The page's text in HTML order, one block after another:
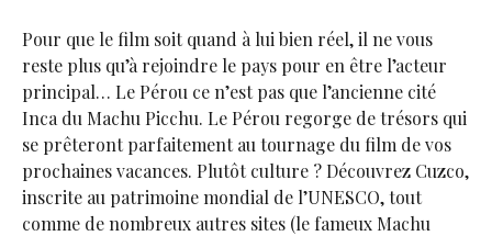
Pour que le film soit quand à lui bien réel, il ne vous
reste plus qu’à rejoindre le pays pour en être l’acteur
principal… Le Pérou ce n’est pas que l’ancienne cité
Inca du Machu Picchu. Le Pérou regorge de trésors qui
se prêteront parfaitement au tournage du film de vos
prochaines vacances. Plutôt culture ? Découvrez Cuzco,
inscrite au patrimoine mondial de l’UNESCO, tout
comme de nombreux autres sites (le fameux Machu